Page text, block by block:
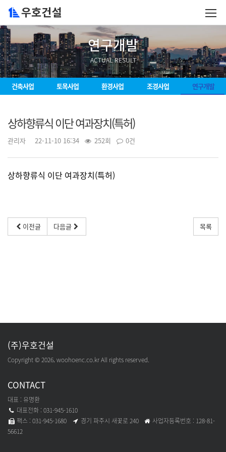
연구개발
ACTUAL RESULT
건축사업 토목사업 환경사업 조경사업 연구개발
상하향류식 이단 여과장치(특허)
관리자 22-11-10 16:34 252회 0건
상하향류식 이단 여과장치(특허)
이전글 다음글 목록
(주)우호건설
Copyright © 2026, woohoenc.co.kr All rights reserved.
CONTACT
대표 : 유명환
대표전화 : 031-945-1610
팩스 : 031-945-1680​
경기 파주시 새꽃로 240
사업자등록번호 : 128-81-
56612